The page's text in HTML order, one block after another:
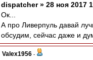
dispatcher » 28 ноя 2017
Ок...
А про Ливерпуль давай
обсудим, сейчас даже и
Valex1956 -